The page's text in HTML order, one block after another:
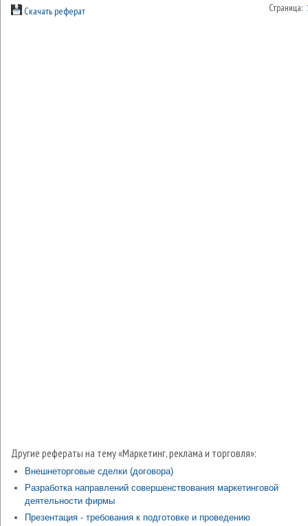
Скачать реферат Страница:
Другие рефераты на тему «Маркетинг, реклама и торговля»:
Внешнеторговые сделки (договора)
Разработка направлений совершенствования маркетинговой
деятельности фирмы
Презентация - требования к подготовке и проведению